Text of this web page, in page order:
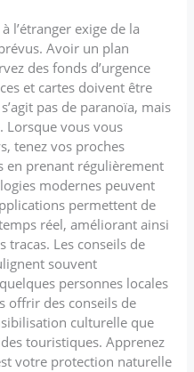
l’étranger exige de la
Avoir un plan
des fonds d’urgence
et cartes doivent être
pas de paranoïa, mais
Lorsque vous vous
tenez vos proches
en prenant régulièrement
modernes peuvent
permettent de
réel, améliorant ainsi
tracas. Les conseils de
souvent
personnes locales
offrir des conseils de
culturelle que
touristiques. Apprenez
votre protection naturelle